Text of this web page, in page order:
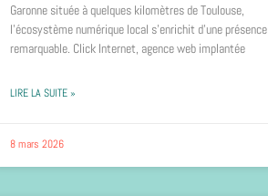
Garonne située à quelques kilomètres de Toulouse,
l’écosystème numérique local s’enrichit d’une présence
remarquable. Click Internet, agence web implantée
LIRE LA SUITE »
8 mars 2026